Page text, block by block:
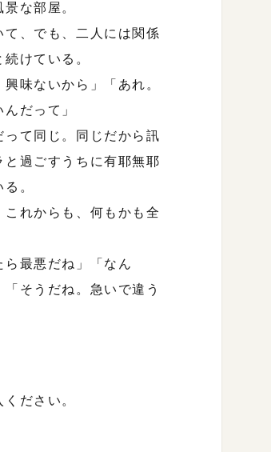
な部屋。
、でも、二人には関係
けている。
味ないから」「あれ。
だって」
て同じ。同じだから訊
過ごすうちに有耶無耶
。
れからも、何もかも全
最悪だね」「なん
そうだね。急いで違う
ださい。